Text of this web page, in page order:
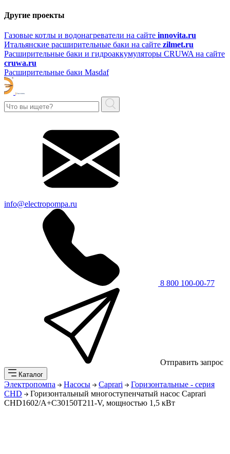
Другие проекты
Газовые котлы и водонагреватели на сайте innovita.ru
Итальянские расширительные баки на сайте zilmet.ru
Расширительные баки и гидроаккумуляторы CRUWA на сайте
cruwa.ru
Расширительные баки Masdaf
info@electropompa.ru
8 800 100-00-77
Отправить запрос
Каталог
Электропомпа Насосы Caprari
Горизонтальные - серия
CHD
Горизонтальный многоступенчатый насос Caprari
CHD1602/А+C30150T211-V, мощностью 1,5 кВт